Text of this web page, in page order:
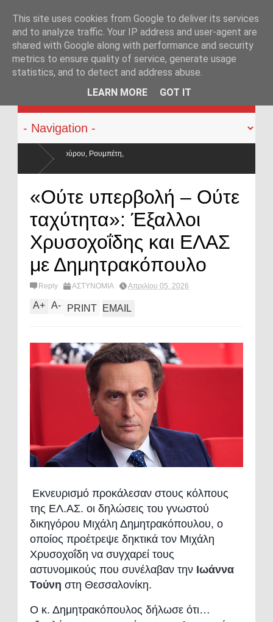
KATEHACKER
«Ούτε υπερβολή – Ούτε
ταχύτητα»: Έξαλλοι
Χρυσοχοΐδης και ΕΛΑΣ
με Δημητρακόπουλο
Reply ΑΣΤΥΝΟΜΙΑ Απριλίου 05, 2026
A+ A- PRINT EMAIL
Εκνευρισμό προκάλεσαν στους κόλπους
της ΕΛ.ΑΣ. οι δηλώσεις του γνωστού
δικηγόρου Μιχάλη Δημητρακόπουλου, ο
οποίος προέτρεψε δηκτικά τον Μιχάλη
Χρυσοχοΐδη να συγχαρεί τους
αστυνομικούς που συνέλαβαν την Ιωάννα
Τούνη στη Θεσσαλονίκη.
Ο κ. Δημητρακόπουλος δήλωσε ότι…
This site uses cookies from Google to deliver its services
and to analyze traffic. Your IP address and user-agent are
shared with Google along with performance and security
metrics to ensure quality of service, generate usage
statistics, and to detect and address abuse.
LEARN MORE
GOT IT